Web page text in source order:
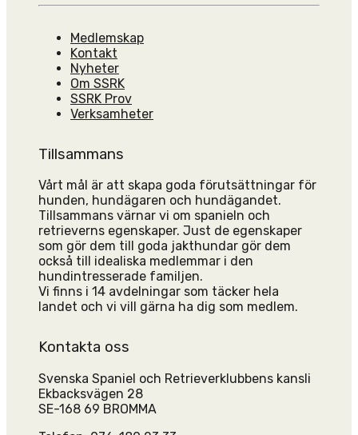
Medlemskap
Kontakt
Nyheter
Om SSRK
SSRK Prov
Verksamheter
Tillsammans
Vårt mål är att skapa goda förutsättningar för
hunden, hundägaren och hundägandet.
Tillsammans värnar vi om spanieln och
retrieverns egenskaper. Just de egenskaper
som gör dem till goda jakthundar gör dem
också till idealiska medlemmar i den
hundintresserade familjen.
Vi finns i 14 avdelningar som täcker hela
landet och vi vill gärna ha dig som medlem.
Kontakta oss
Svenska Spaniel och Retrieverklubbens kansli
Ekbacksvägen 28
SE-168 69 BROMMA